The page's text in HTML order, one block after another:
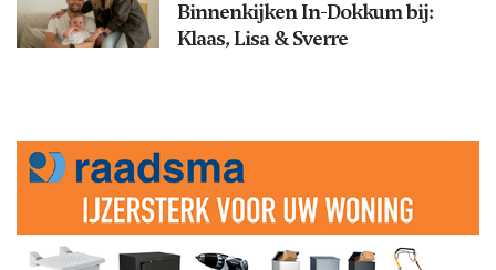
Binnenkijken In-Dokkum bij:
Klaas, Lisa & Sverre